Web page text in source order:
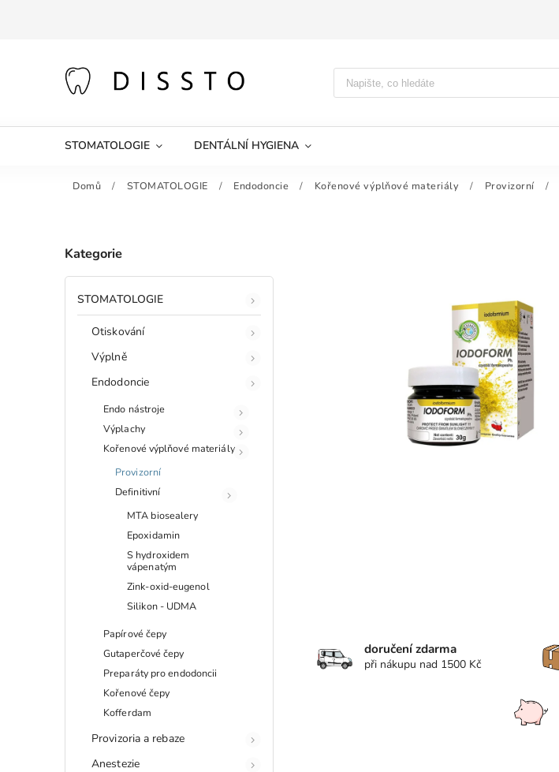
STOMATOLOGIE DENTÁLNÍ HYGIENA
Domů / STOMATOLOGIE / Endodoncie / Kořenové výplňové materiály / Provizorní /
Kategorie
STOMATOLOGIE
Otiskování
Výplně
Endodoncie
Endo nástroje
Výplachy
Kořenové výplňové materiály
Provizorní
Definitivní
MTA biosealery
Epoxidamin
S hydroxidem
vápenatým
Zink-oxid-eugenol
Silikon - UDMA
Papírové čepy
Gutaperčové čepy
Preparáty pro endodoncii
Kořenové čepy
Kofferdam
Provizoria a rebaze
Anestezie
doručení zdarma
při nákupu nad 1500 Kč